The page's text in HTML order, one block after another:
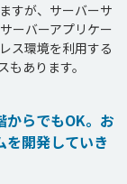
すが、サーバーサ
ーバーアプリケー
ス環境を利用する
からでもOK。お
を開発していき